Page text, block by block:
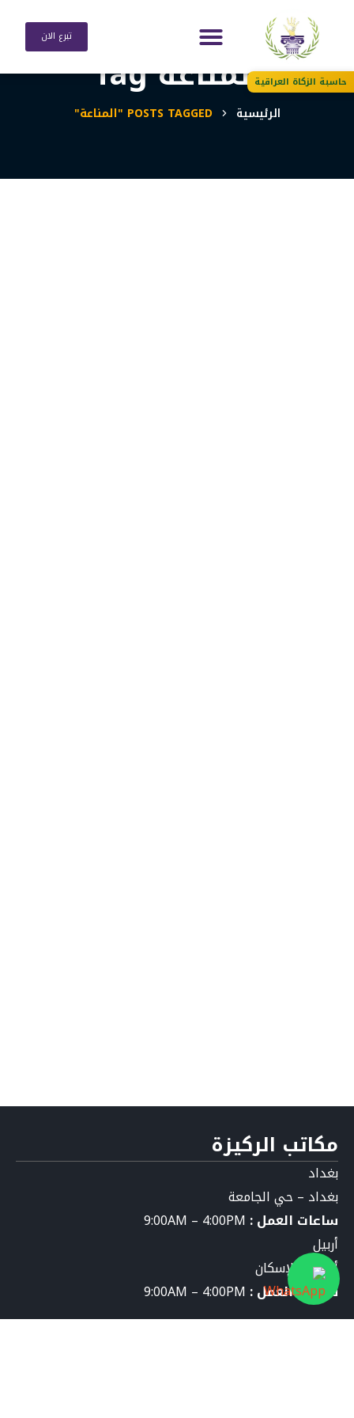
تبرع الان
المناعة Tag
الرئيسية POSTS TAGGED "المناعة"
مكاتب الركيزة
بغداد
بغداد – حي الجامعة
ساعات العمل : 9:00AM – 4:00PM
أربيل
أربيل – الإسكان
ساعات العمل : 9:00AM – 4:00PM
حاسبة الزكاة العراقية